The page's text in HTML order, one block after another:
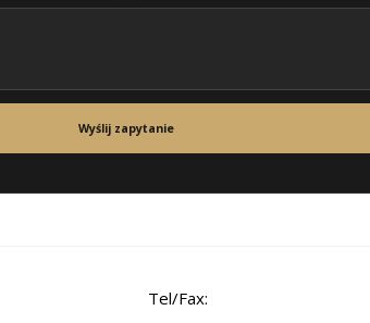
Wyślij zapytanie
Tel/Fax: